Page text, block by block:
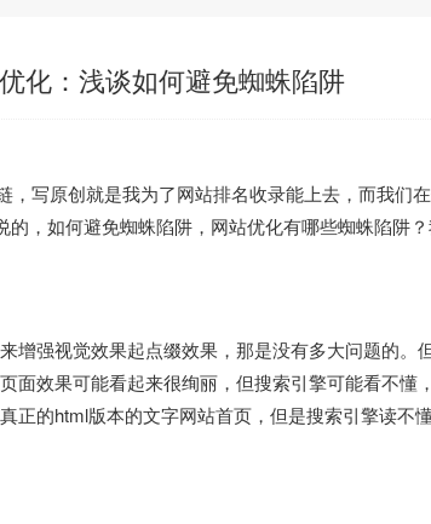
化：浅谈如何避免蜘蛛陷阱
写原创就是我为了网站排名收录能上去，而我们
，如何避免蜘蛛陷阱，网站优化有哪些蜘蛛陷阱
增强视觉效果起点缀效果，那是没有多大问题的。
效果可能看起来很绚丽，但搜索引擎可能看不懂
正的html版本的文字网站首页，但是搜索引擎读不